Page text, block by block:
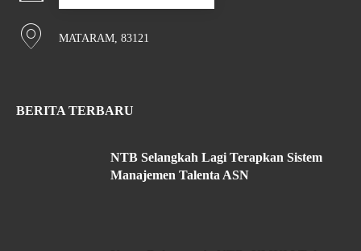
MATARAM, 83121
BERITA TERBARU
NTB Selangkah Lagi Terapkan Sistem
Manajemen Talenta ASN